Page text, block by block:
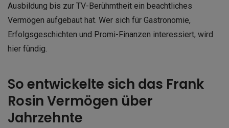
Ausbildung bis zur TV-Berühmtheit ein beachtliches
Vermögen aufgebaut hat. Wer sich für Gastronomie,
Erfolgsgeschichten und Promi-Finanzen interessiert, wird
hier fündig.
So entwickelte sich das Frank
Rosin Vermögen über
Jahrzehnte